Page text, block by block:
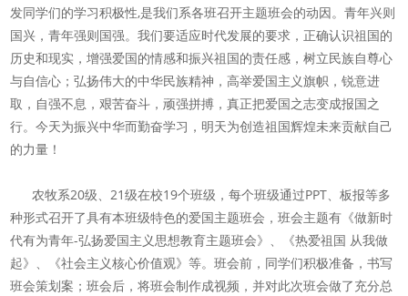
发同学们的学习积极性,是我们系各班召开主题班会的动因。青年兴则
国兴，青年强则国强。我们要适应时代发展的要求，正确认识祖国的
历史和现实，增强爱国的情感和振兴祖国的责任感，树立民族自尊心
与自信心；弘扬伟大的中华民族精神，高举爱国主义旗帜，锐意进
取，自强不息，艰苦奋斗，顽强拼搏，真正把爱国之志变成报国之
行。今天为振兴中华而勤奋学习，明天为创造祖国辉煌未来贡献自己
的力量！
农牧系20级、21级在校19个班级，每个班级通过PPT、板报等多
种形式召开了具有本班级特色的爱国主题班会，班会主题有《做新时
代有为青年-弘扬爱国主义思想教育主题班会》、《热爱祖国 从我做
起》、《社会主义核心价值观》等。班会前，同学们积极准备，书写
班会策划案；班会后，将班会制作成视频，并对此次班会做了充分总